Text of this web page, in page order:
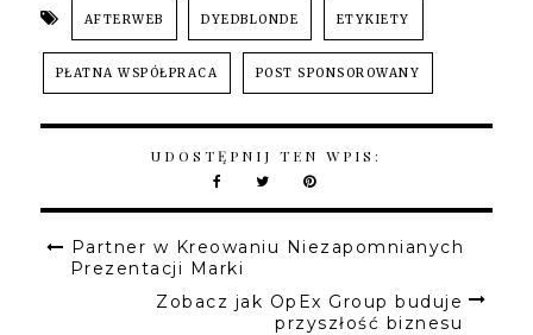
AFTERWEB DYEDBLONDE ETYKIETY
PŁATNA WSPÓŁPRACA POST SPONSOROWANY
UDOSTĘPNIJ TEN WPIS:
Partner w Kreowaniu Niezapomnianych
Prezentacji Marki
Zobacz jak OpEx Group buduje
przyszłość biznesu